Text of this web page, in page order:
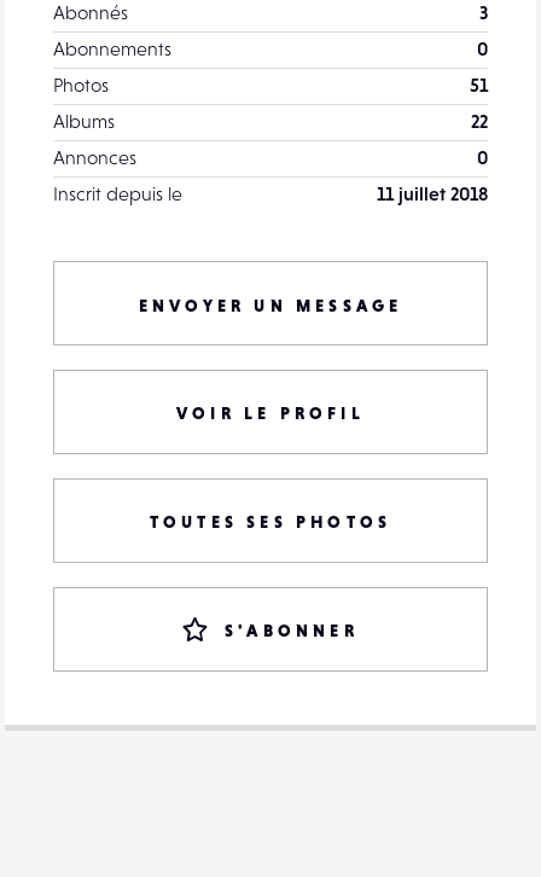
Abonnés
3
Abonnements
0
Photos
51
Albums
22
Annonces
0
Inscrit depuis le
11 juillet 2018
ENVOYER UN MESSAGE
VOIR LE PROFIL
TOUTES SES PHOTOS
S'ABONNER